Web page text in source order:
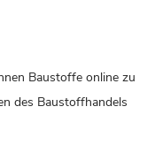
Baustoffe online zu
des Baustoffhandels